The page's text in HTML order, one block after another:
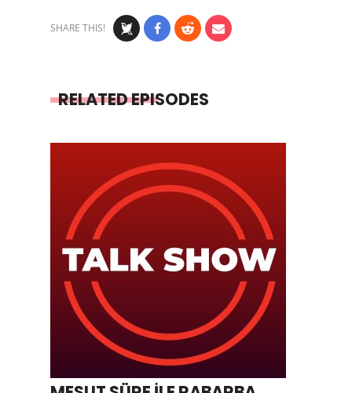
SHARE THIS!
RELATED EPISODES